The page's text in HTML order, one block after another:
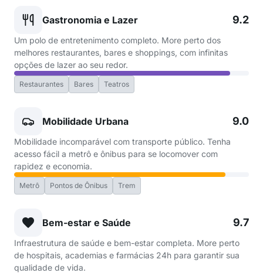
Gastronomia e Lazer 9.2
Um polo de entretenimento completo. More perto dos
melhores restaurantes, bares e shoppings, com infinitas
opções de lazer ao seu redor.
Restaurantes Bares Teatros
Mobilidade Urbana 9.0
Mobilidade incomparável com transporte público. Tenha
acesso fácil a metrô e ônibus para se locomover com
rapidez e economia.
Metrô Pontos de Ônibus Trem
Bem-estar e Saúde 9.7
Infraestrutura de saúde e bem-estar completa. More perto
de hospitais, academias e farmácias 24h para garantir sua
qualidade de vida.